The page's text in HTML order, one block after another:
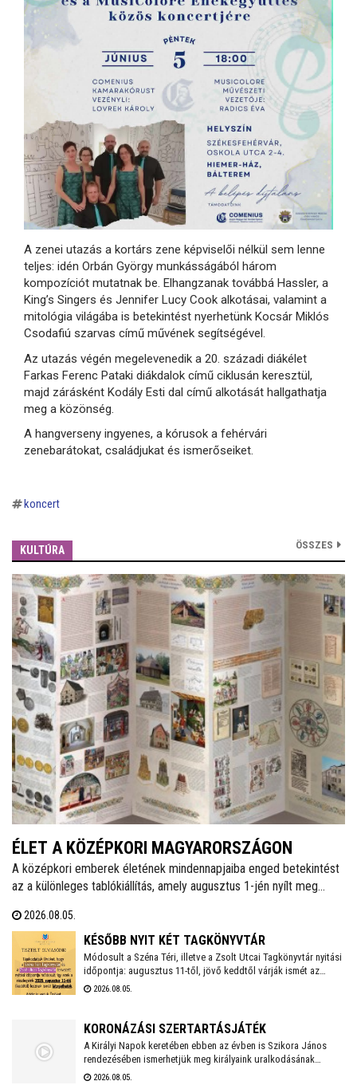
A zenei utazás a kortárs zene képviselői nélkül sem lenne
teljes: idén Orbán György munkásságából három
kompozíciót mutatnak be. Elhangzanak továbbá Hassler, a
King’s Singers és Jennifer Lucy Cook alkotásai, valamint a
mitológia világába is betekintést nyerhetünk Kocsár Miklós
Csodafiú szarvas című művének segítségével.
Az utazás végén megelevenedik a 20. századi diákélet
Farkas Ferenc Pataki diákdalok című ciklusán keresztül,
majd zárásként Kodály Esti dal című alkotását hallgathatja
meg a közönség.
A hangverseny ingyenes, a kórusok a fehérvári
zenebarátokat, családjukat és ismerőseiket.
koncert
KULTÚRA ÖSSZES
ÉLET A KÖZÉPKORI MAGYARORSZÁGON
A középkori emberek életének mindennapjaiba enged betekintést
az a különleges tablókiállítás, amely augusztus 1-jén nyílt meg
bemutatja többek között az étkezési szokásokat, a lakótereket,
az oktatást, a szórakozást és számos egyéb fontos életteret és
szokást.
2026.08.05.
KÉSŐBB NYIT KÉT TAGKÖNYVTÁR
Módosult a Széna Téri, illetve a Zsolt Utcai Tagkönyvtár nyitási
időpontja: augusztus 11-től, jövő keddtől várják ismét az
olvasókat. A csütörtökre tervezett Zümmögő foglalkozás is
2026.08.05.
KORONÁZÁSI SZERTARTÁSJÁTÉK
A Királyi Napok keretében ebben az évben is Szikora János
rendezésében ismerhetjük meg királyaink uralkodásának
történetét. Idén újra a Nemzeti Emlékhely ad otthont a
2026.08.05.